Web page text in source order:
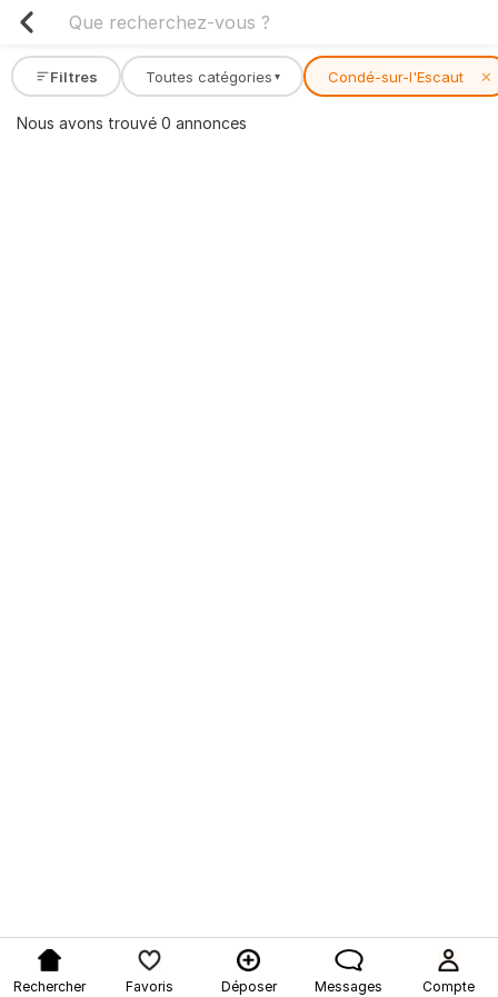
Filtres Toutes catégories ▾ Condé-sur-l'Escaut ✕
Nous avons trouvé 0 annonces
Rechercher Favoris Déposer Messages Compte